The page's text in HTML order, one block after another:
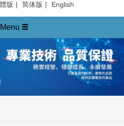
版 | 简体版 | English
Menu